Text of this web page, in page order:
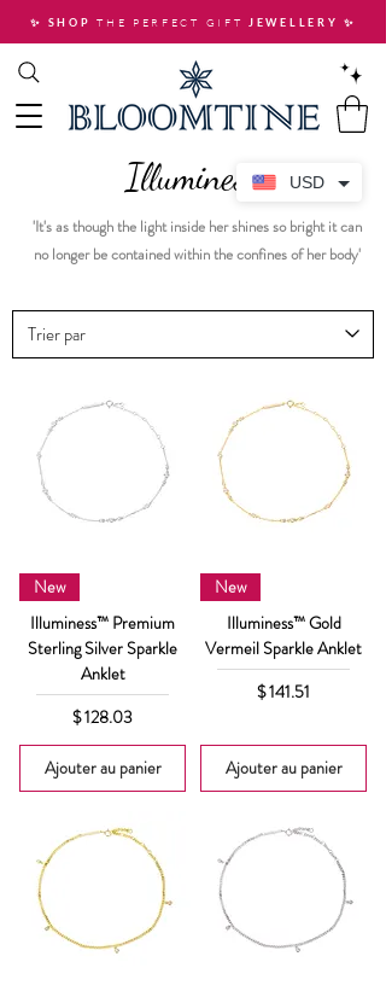
✨ SHOPTHE PERFECT GIFT JEWELLERY ✨
Illuminess
New
Illuminess™ Premium
Sterling Silver Sparkle
Anklet
Prix
$ 128.03
Ajouter au panier
New
Illuminess™ Gold
Vermeil Sparkle Anklet
Prix
$ 141.51
Ajouter au panier
'It's as though the light inside her shines so bright it can
no longer be contained within the confines of her body'
USD